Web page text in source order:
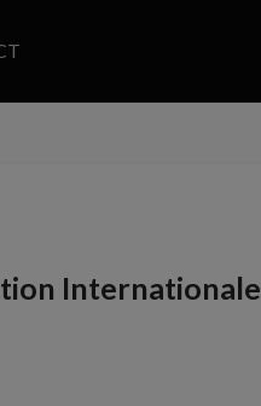
Internationale